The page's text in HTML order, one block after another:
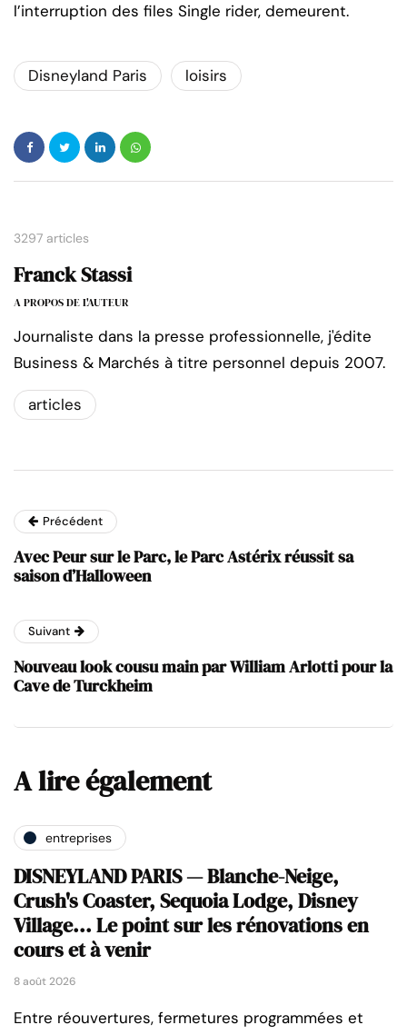
l’interruption des files Single rider, demeurent.
Disneyland Paris loisirs
3297 articles
Franck Stassi
A PROPOS DE L'AUTEUR
Journaliste dans la presse professionnelle, j'édite
Business & Marchés à titre personnel depuis 2007.
articles
Précédent
Avec Peur sur le Parc, le Parc Astérix réussit sa
saison d’Halloween
Suivant
Nouveau look cousu main par William Arlotti pour la
Cave de Turckheim
A lire également
entreprises
DISNEYLAND PARIS — Blanche-Neige,
Crush's Coaster, Sequoia Lodge, Disney
Village... Le point sur les rénovations en
cours et à venir
8 août 2026
Entre réouvertures, fermetures programmées et